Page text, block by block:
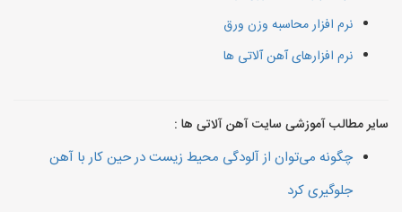
نرم افزار محاسبه وزن ورق
نرم افزارهای آهن آلاتی ها
سایر مطالب آموزشی سایت آهن آلاتی ها :
چگونه می‌توان از آلودگی محیط زیست در حین کار با آهن
جلوگیری کرد